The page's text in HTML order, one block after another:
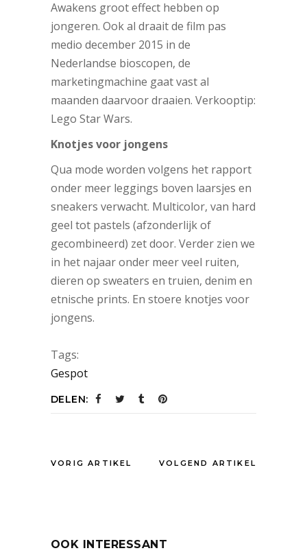
Awakens groot effect hebben op
jongeren. Ook al draait de film pas
medio december 2015 in de
Nederlandse bioscopen, de
marketingmachine gaat vast al
maanden daarvoor draaien. Verkooptip:
Lego Star Wars.
Knotjes voor jongens
Qua mode worden volgens het rapport
onder meer leggings boven laarsjes en
sneakers verwacht. Multicolor, van hard
geel tot pastels (afzonderlijk of
gecombineerd) zet door. Verder zien we
in het najaar onder meer veel ruiten,
dieren op sweaters en truien, denim en
etnische prints. En stoere knotjes voor
jongens.
Tags:
Gespot
DELEN:
VORIG ARTIKEL VOLGEND ARTIKEL
OOK INTERESSANT